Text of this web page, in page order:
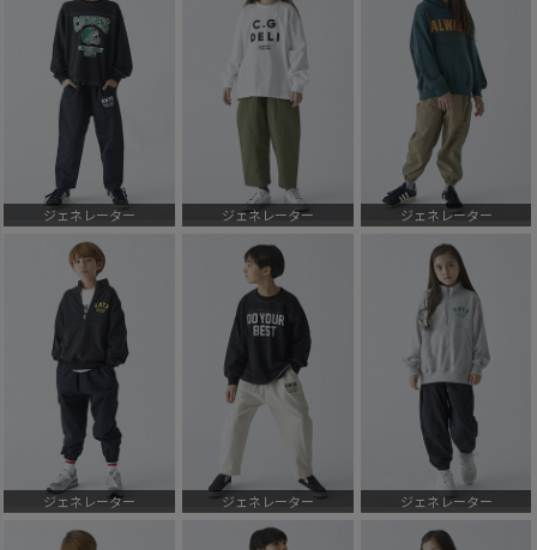
ジェネレーター ジェネレーター ジェネレーター
ジェネレーター ジェネレーター ジェネレーター